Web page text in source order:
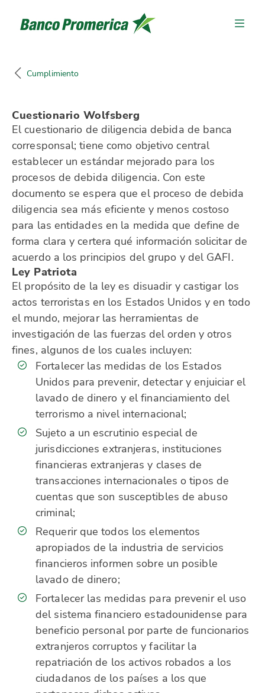
Cumplimiento
Cuestionario Wolfsberg
El cuestionario de diligencia debida de banca
corresponsal; tiene como objetivo central
establecer un estándar mejorado para los
procesos de debida diligencia. Con este
documento se espera que el proceso de debida
diligencia sea más eficiente y menos costoso
para las entidades en la medida que define de
forma clara y certera qué información solicitar de
acuerdo a los principios del grupo y del GAFI.
Ley Patriota
El propósito de la ley es disuadir y castigar los
actos terroristas en los Estados Unidos y en todo
el mundo, mejorar las herramientas de
investigación de las fuerzas del orden y otros
fines, algunos de los cuales incluyen:
Fortalecer las medidas de los Estados
Unidos para prevenir, detectar y enjuiciar el
lavado de dinero y el financiamiento del
terrorismo a nivel internacional;
Sujeto a un escrutinio especial de
jurisdicciones extranjeras, instituciones
financieras extranjeras y clases de
transacciones internacionales o tipos de
cuentas que son susceptibles de abuso
criminal;
Requerir que todos los elementos
apropiados de la industria de servicios
financieros informen sobre un posible
lavado de dinero;
Fortalecer las medidas para prevenir el uso
del sistema financiero estadounidense para
beneficio personal por parte de funcionarios
extranjeros corruptos y facilitar la
repatriación de los activos robados a los
ciudadanos de los países a los que